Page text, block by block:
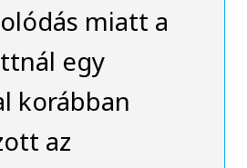
miatt a
egy
korábban
az